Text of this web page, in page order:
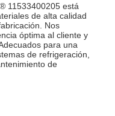
11533400205 está
de alta calidad
Nos
óptima al cliente y
para una
de refrigeración,
de